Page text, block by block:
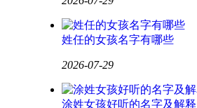
姓任的女孩名字有哪些
2026-07-29
涂姓女孩好听的名字及解释